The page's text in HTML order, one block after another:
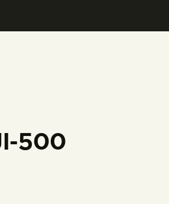
500